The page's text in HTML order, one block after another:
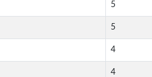
5
5
4
4